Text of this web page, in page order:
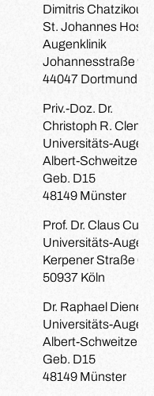
Dimitris
St. Johannes
Augenklinik
Johannesstraße 9-
44047 Dortmund
Priv.-Doz. Dr.
Christoph R.
Universitäts-
Albert-Schweitzer-
Geb. D15
48149 Münster
Prof. Dr. Claus
Universitäts-
Kerpener Straße 62
50937 Köln
Dr. Raphael Diener
Universitäts-
Albert-Schweitzer-
Geb. D15
48149 Münster